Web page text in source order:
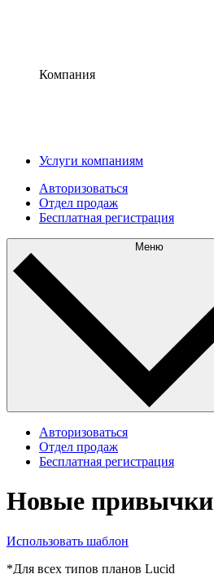
Компания
Услуги компаниям
Авторизоваться
Отдел продаж
Бесплатная регистрация
Меню
Авторизоваться
Отдел продаж
Бесплатная регистрация
Новые привычки
Использовать шаблон
*Для всех типов планов Lucid